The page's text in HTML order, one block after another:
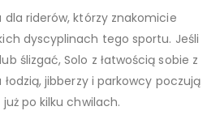
dla riderów, którzy znakomicie
dyscyplinach tego sportu. Jeśli
ślizgać, Solo z łatwością sobie z
jibberzy i parkowcy poczują
po kilku chwilach.